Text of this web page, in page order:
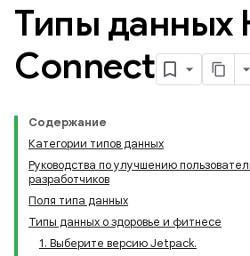
Типы данных
Connect
Содержание
Категории типов данных
Руководства по улучшению
разработчиков
Поля типа данных
Типы данных о здоровье и фитнесе
1. Выберите версию Jetpack.